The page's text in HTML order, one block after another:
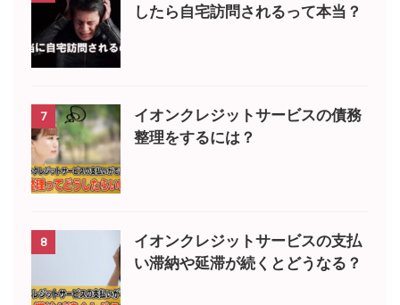
したら自宅訪問されるって本当？
7
イオンクレジットサービスの債務
整理をするには？
8
イオンクレジットサービスの支払
い滞納や延滞が続くとどうなる？